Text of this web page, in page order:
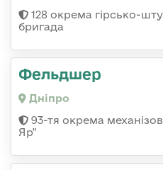
128 окрема гірсько-
бригада
Фельдшер
Дніпро
93-тя окрема
Яр"